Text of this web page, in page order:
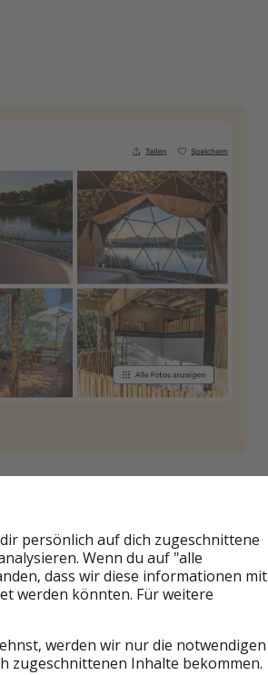
persönlich auf dich zugeschnittene
Wenn du auf "alle
dass wir diese informationen mit
werden könnten. Für weitere
werden wir nur die notwendigen
zugeschnittenen Inhalte bekommen.